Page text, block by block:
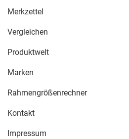
Merkzettel
Vergleichen
Produktwelt
Marken
Rahmengrößenrechner
Kontakt
Impressum